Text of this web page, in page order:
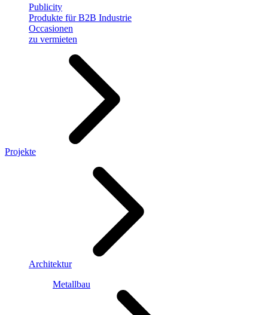
Publicity
Produkte für B2B Industrie
Occasionen
zu vermieten
Projekte
Architektur
Metallbau